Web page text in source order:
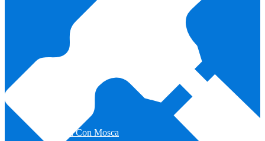
Pesca Con Mosca